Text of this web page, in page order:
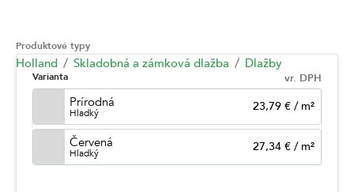
Produktové typy
Holland Skladobná a zámková dlažba Dlažby
Varianta vr. DPH
Prírodná
Hladký 23,79 € / m²
Červená
Hladký 27,34 € / m²